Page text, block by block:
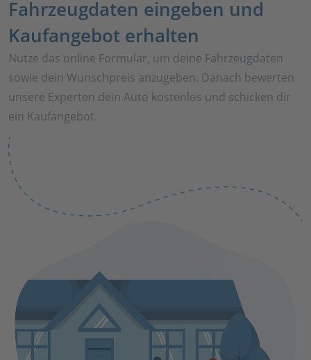
Fahrzeugdaten eingeben und
Kaufangebot erhalten
Nutze das online Formular, um deine Fahrzeugdaten
sowie dein Wunschpreis anzugeben. Danach bewerten
unsere Experten dein Auto kostenlos und schicken dir
ein Kaufangebot.